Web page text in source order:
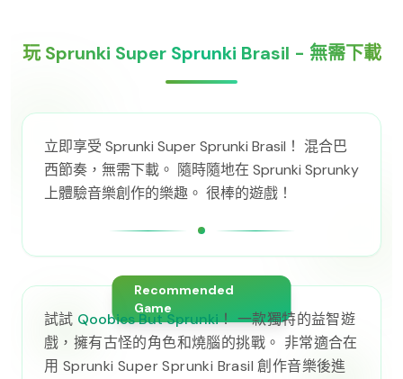
玩 Sprunki Super Sprunki Brasil - 無需下載
立即享受 Sprunki Super Sprunki Brasil！ 混合巴
西節奏，無需下載。 隨時隨地在 Sprunki Sprunky
上體驗音樂創作的樂趣。 很棒的遊戲！
Recommended
Game
試試 Qoobies But Sprunki！ 一款獨特的益智遊
戲，擁有古怪的角色和燒腦的挑戰。 非常適合在
用 Sprunki Super Sprunki Brasil 創作音樂後進